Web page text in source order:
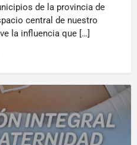
de la provincia de
central de nuestro
la influencia que […]